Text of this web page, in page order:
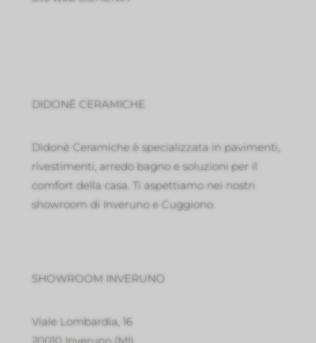
DIDONÈ CERAMICHE
Didonè Ceramiche è specializzata in pavimenti,
rivestimenti, arredo bagno e soluzioni per il
comfort della casa. Ti aspettiamo nei nostri
showroom di Inveruno e Cuggiono.
SHOWROOM INVERUNO
Viale Lombardia, 16